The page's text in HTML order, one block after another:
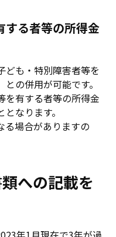
する者等の所得金
ども・特別障害者等を
の併用が可能です。
を有する者等の所得金
なります。
る場合がありますの
への記載を